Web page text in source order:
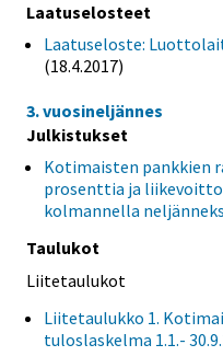
Laatuselosteet
Laatuseloste:
(18.4.2017)
3. vuosineljännes
Julkistukset
Kotimaisten pankkien
prosenttia ja liikevoitto
kolmannella
Taulukot
Liitetaulukot
Liitetaulukko 1.
tuloslaskelma 1.1.-